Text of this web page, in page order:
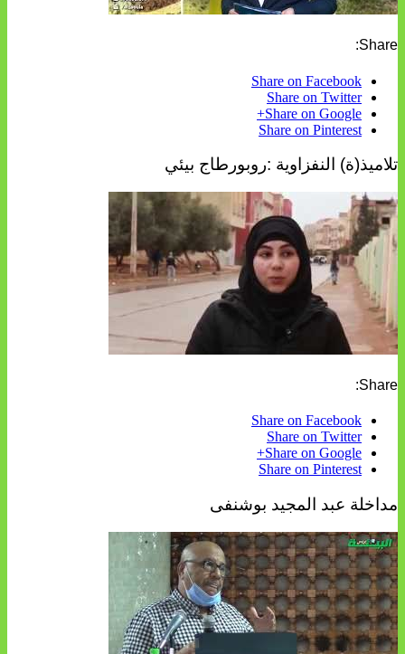
Share:
Share on Facebook
Share on Twitter
Share on Google+
Share on Pinterest
تلاميذ(ة) النفزاوية :روبورطاج بيئي
Share:
Share on Facebook
Share on Twitter
Share on Google+
Share on Pinterest
مداخلة عبد المجيد بوشنفى